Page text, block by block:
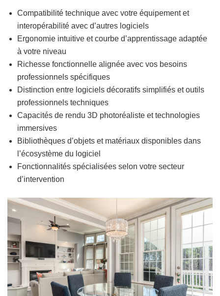
Compatibilité technique avec votre équipement et
interopérabilité avec d’autres logiciels
Ergonomie intuitive et courbe d’apprentissage adaptée
à votre niveau
Richesse fonctionnelle alignée avec vos besoins
professionnels spécifiques
Distinction entre logiciels décoratifs simplifiés et outils
professionnels techniques
Capacités de rendu 3D photoréaliste et technologies
immersives
Bibliothèques d’objets et matériaux disponibles dans
l’écosystème du logiciel
Fonctionnalités spécialisées selon votre secteur
d’intervention